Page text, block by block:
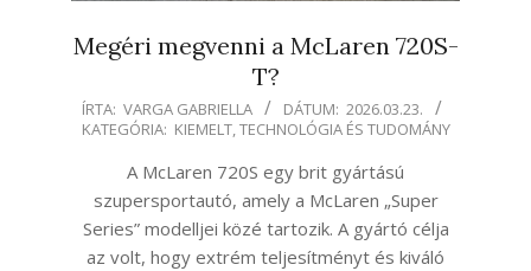
Megéri megvenni a McLaren 720S-
T?
2026-
03-
ÍRTA: VARGA GABRIELLA DÁTUM: 2026.03.23.
KATEGÓRIA: KIEMELT,TECHNOLÓGIA ÉS TUDOMÁNY
A McLaren 720S egy brit gyártású
szupersportautó, amely a McLaren „Super
Series” modelljei közé tartozik. A gyártó célja
az volt, hogy extrém teljesítményt és kiváló